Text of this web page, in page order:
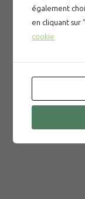
dans le
également
en cliquant sur
cookie